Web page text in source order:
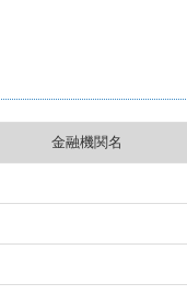
金融機関名